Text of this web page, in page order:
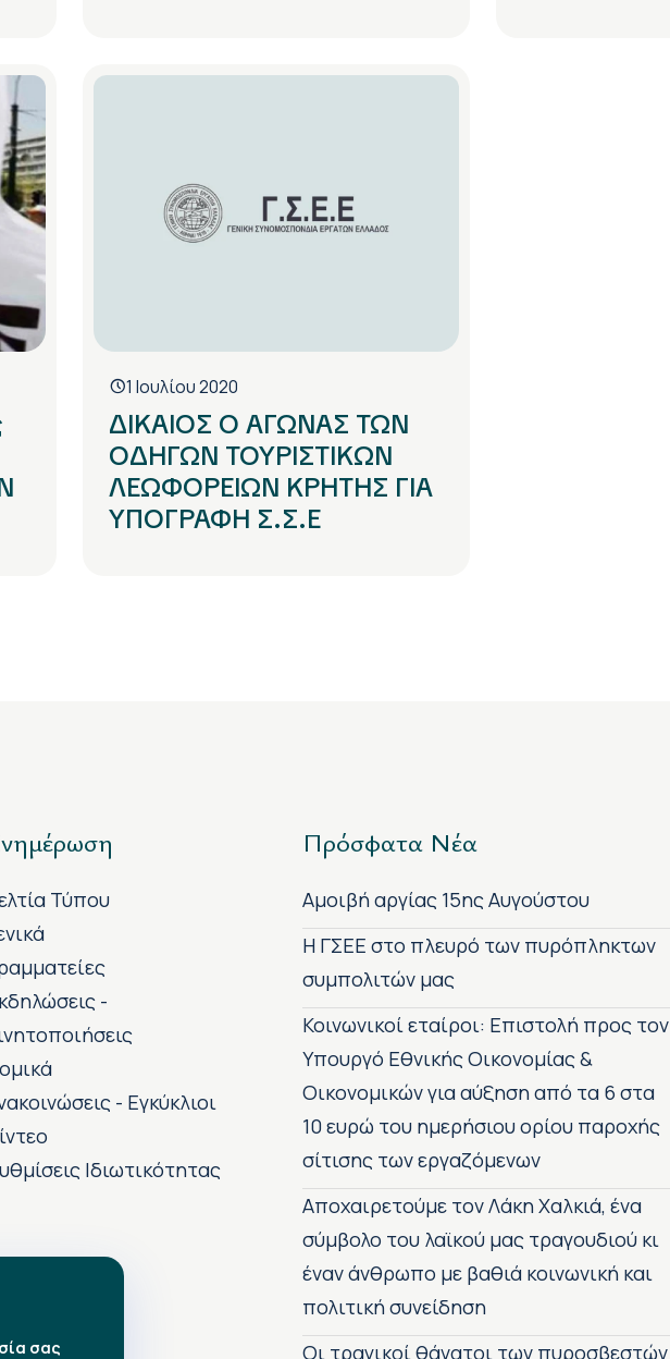
1 Ιουλίου 2020
ΔΙΚΑΙΟΣ Ο ΑΓΩΝΑΣ ΤΩΝ
ΟΔΗΓΩΝ ΤΟΥΡΙΣΤΙΚΩΝ
ΛΕΩΦΟΡΕΙΩΝ ΚΡΗΤΗΣ ΓΙΑ
ΥΠΟΓΡΑΦΗ Σ.Σ.Ε
Τύπου
-
- Εγκύκλιοι
Ιδιωτικότητας
Πρόσφατα Νέα
Αμοιβή αργίας 15ης Αυγούστου
H ΓΣΕΕ στο πλευρό των πυρόπληκτων
συμπολιτών μας
Κοινωνικοί εταίροι: Επιστολή προς τον
Υπουργό Εθνικής Οικονομίας &
Οικονομικών για αύξηση από τα 6 στα
10 ευρώ του ημερήσιου ορίου παροχής
σίτισης των εργαζόμενων
Αποχαιρετούμε τον Λάκη Χαλκιά, ένα
σύμβολο του λαϊκού μας τραγουδιού κι
έναν άνθρωπο με βαθιά κοινωνική και
πολιτική συνείδηση
Οι τραγικοί θάνατοι των πυροσβεστών
σας